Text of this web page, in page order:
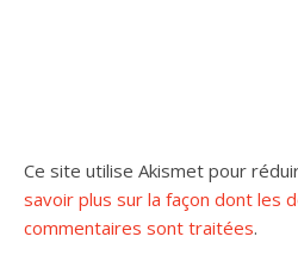
Ce site utilise Akismet pour
savoir plus sur la façon dont les
commentaires sont traitées.